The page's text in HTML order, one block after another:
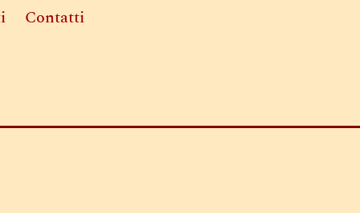
Contatti